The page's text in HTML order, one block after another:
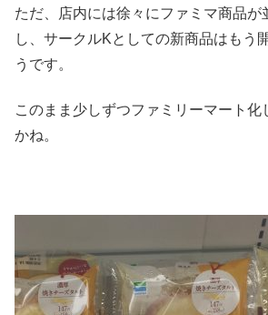
ただ、店内には徐々にファミマ商品が
し、サークルKとしての新商品はもう
うです。
このまま少しずつファミリーマート化
かね。